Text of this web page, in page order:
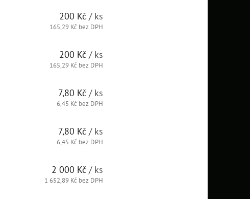
200 Kč / ks
165,29 Kč bez DPH
200 Kč / ks
165,29 Kč bez DPH
7,80 Kč / ks
6,45 Kč bez DPH
7,80 Kč / ks
6,45 Kč bez DPH
2 000 Kč / ks
1 652,89 Kč bez DPH